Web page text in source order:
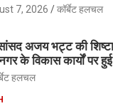
7, 2026 कॉर्बेट हलचल
अजय भट्ट की
के विकास कार्यों पर
हलचल